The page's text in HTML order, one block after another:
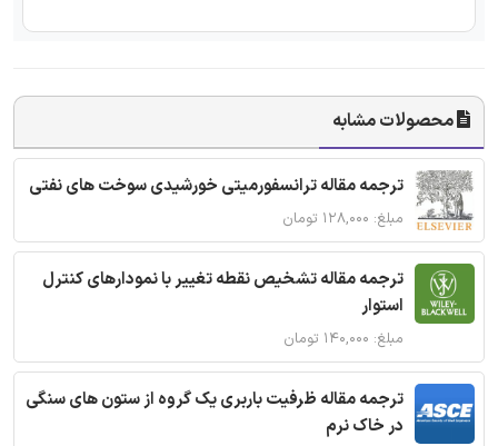
محصولات مشابه
ترجمه مقاله ترانسفورمیتی خورشیدی سوخت های نفتی
مبلغ: ۱۲۸,۰۰۰ تومان
ترجمه مقاله تشخیص نقطه تغییر با نمودارهای کنترل
استوار
مبلغ: ۱۴۰,۰۰۰ تومان
ترجمه مقاله ظرفیت باربری یک گروه از ستون های سنگی
در خاک نرم